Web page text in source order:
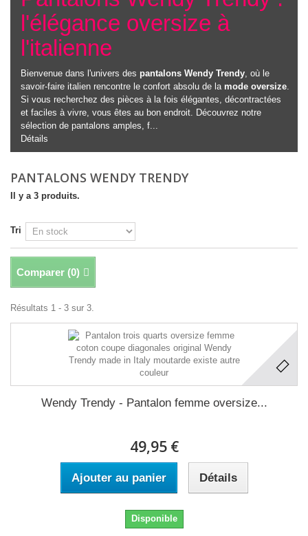
l'élégance oversize à
l'italienne
Bienvenue dans l'univers des pantalons Wendy Trendy, où le
savoir-faire italien rencontre le confort absolu de la mode oversize.
Si vous recherchez des pièces à la fois élégantes, décontractées
et faciles à vivre, vous êtes au bon endroit. Découvrez notre
sélection de pantalons amples, f...
Détails
PANTALONS WENDY TRENDY
Il y a 3 produits.
Tri
Comparer (0)
Résultats 1 - 3 sur 3.
Wendy Trendy - Pantalon femme oversize...
49,95 €
Ajouter au panier Détails
Disponible